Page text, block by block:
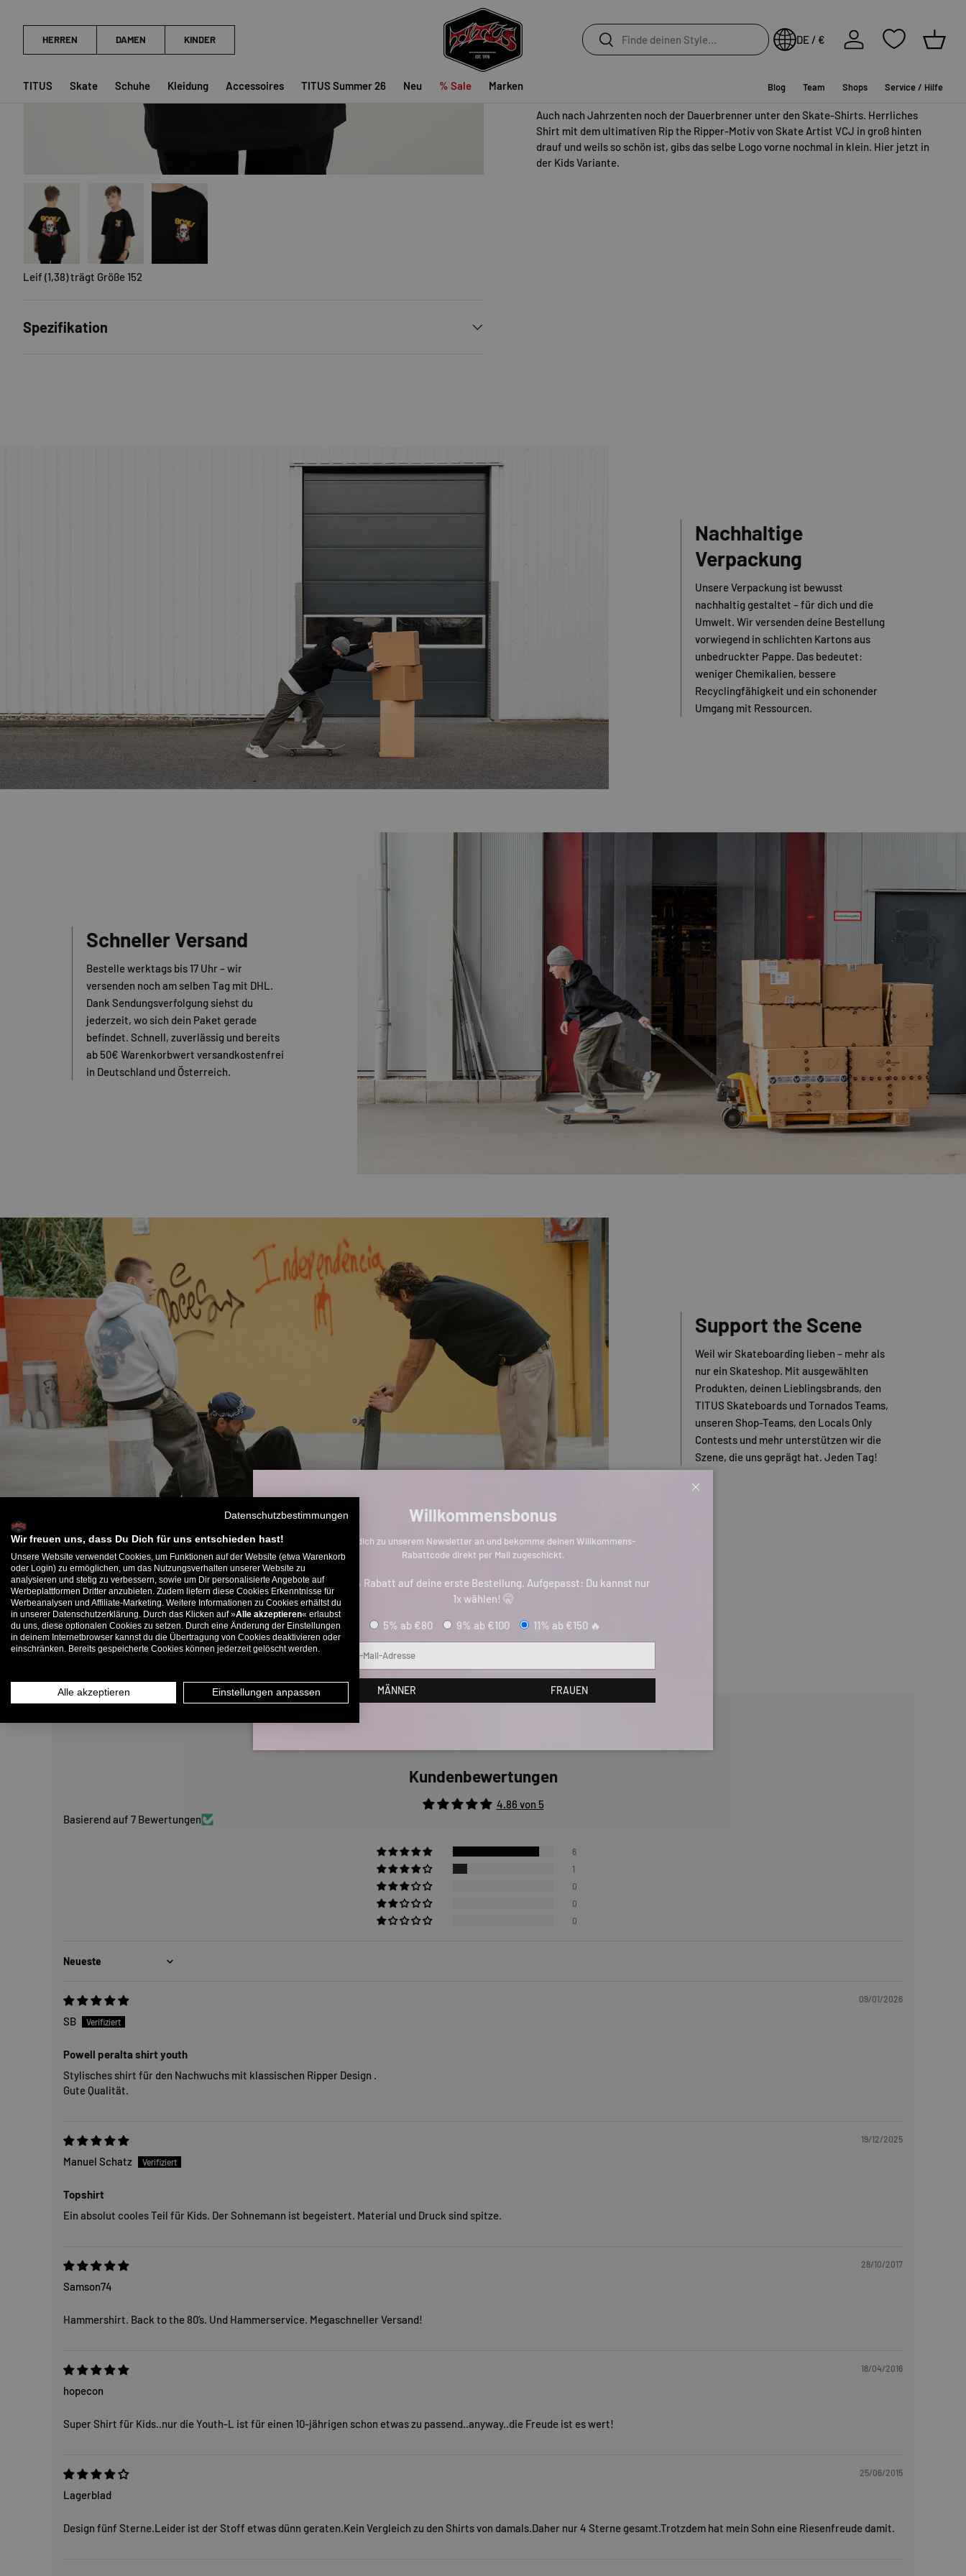
Suchen
Suchen DE / €
Einloggen
TITUS Skate Schuhe Kleidung Accessoires TITUS Summer 26 Neu % Sale Marken Blog Team Shops Service / Hilfe
Bild 1 in Galerieansicht laden
Bild 2 in Galerieansicht laden
Bild 3 in Galerieansicht laden
Verfügbarkeit vor Ort
Wähle einen TITUS Store aus, um die Verfügbarkeit vor Ort zu sehen.
Auch nach Jahrzenten noch der Dauerbrenner unter den Skate-Shirts. Herrliches
Shirt mit dem ultimativen Rip the Ripper-Motiv von Skate Artist VCJ in groß hinten
drauf und weils so schön ist, gibs das selbe Logo vorne nochmal in klein. Hier jetzt in
der Kids Variante.
Leif (1,38) trägt Größe 152
Spezifikation
Nachhaltige
Verpackung
Unsere Verpackung ist bewusst
nachhaltig gestaltet – für dich und die
Umwelt. Wir versenden deine Bestellung
vorwiegend in schlichten Kartons aus
unbedruckter Pappe. Das bedeutet:
weniger Chemikalien, bessere
Recyclingfähigkeit und ein schonender
Umgang mit Ressourcen.
Schneller Versand
Bestelle werktags bis 17 Uhr – wir
versenden noch am selben Tag mit DHL.
Dank Sendungsverfolgung siehst du
jederzeit, wo sich dein Paket gerade
befindet. Schnell, zuverlässig und bereits
ab 50€ Warenkorbwert versandkostenfrei
in Deutschland und Österreich.
Support the Scene
Weil wir Skateboarding lieben – mehr als
nur ein Skateshop. Mit ausgewählten
Produkten, deinen Lieblingsbrands, den
TITUS Skateboards und Tornados Teams,
unseren Shop-Teams, den Locals Only
Contests und mehr unterstützen wir die
Szene, die uns geprägt hat. Jeden Tag!
Kundenbewertungen
4.86 von 5
Basierend auf 7 Bewertungen
6
1
0
0
0
Sort by
09/01/2026
SB
Powell peralta shirt youth
Stylisches shirt für den Nachwuchs mit klassischen Ripper Design .
Gute Qualität.
19/12/2025
Manuel Schatz
Topshirt
Ein absolut cooles Teil für Kids. Der Sohnemann ist begeistert. Material und Druck sind spitze.
28/10/2017
Samson74
Hammershirt. Back to the 80‘s. Und Hammerservice. Megaschneller Versand!
18/04/2016
hopecon
Super Shirt für Kids..nur die Youth-L ist für einen 10-jährigen schon etwas zu passend..anyway..die Freude ist es wert!
25/06/2015
Lagerblad
Design fünf Sterne.Leider ist der Stoff etwas dünn geraten.Kein Vergleich zu den Shirts von damals.Daher nur 4 Sterne gesamt.Trotzdem hat mein Sohn eine Riesenfreude damit.
Willkommensbonus
Melde dich zu unserem Newsletter an und bekomme deinen Willkommens-
Rabattcode direkt per Mail zugeschickt.
Bis zu 11% Rabatt auf deine erste Bestellung. Aufgepasst: Du kannst nur
1x wählen! 🤫
5% ab €80 9% ab €100 11% ab €150 🔥
E-Mail
MÄNNER FRAUEN
Datenschutzbestimmungen
Wir freuen uns, dass Du Dich für uns entschieden hast!
Unsere Website verwendet Cookies, um Funktionen auf der Website (etwa Warenkorb
oder Login) zu ermöglichen, um das Nutzungsverhalten unserer Website zu
analysieren und stetig zu verbessern, sowie um Dir personalisierte Angebote auf
Werbeplattformen Dritter anzubieten. Zudem liefern diese Cookies Erkenntnisse für
Werbeanalysen und Affiliate-Marketing. Weitere Informationen zu Cookies erhältst du
in unserer Datenschutzerklärung. Durch das Klicken auf »Alle akzeptieren« erlaubst
du uns, diese optionalen Cookies zu setzen. Durch eine Änderung der Einstellungen
in deinem Internetbrowser kannst du die Übertragung von Cookies deaktivieren oder
einschränken. Bereits gespeicherte Cookies können jederzeit gelöscht werden.
Alle akzeptieren Einstellungen anpassen